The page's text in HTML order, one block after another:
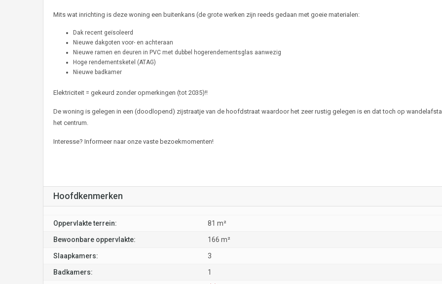
Mits wat inrichting is deze woning een buitenkans (de grote werken zijn reeds gedaan met goeie materialen:
Dak recent geïsoleerd
Nieuwe dakgoten voor- en achteraan
Nieuwe ramen en deuren in PVC met dubbel hogerendementsglas aanwezig
Hoge rendementsketel (ATAG)
Nieuwe badkamer
Elektriciteit = gekeurd zonder opmerkingen (tot 2035)!!
De woning is gelegen in een (doodlopend) zijstraatje van de hoofdstraat waardoor het zeer rustig gelegen is en dat toch op
het centrum.
Interesse? Informeer naar onze vaste bezoekmomenten!
Hoofdkenmerken
Oppervlakte terrein: 81 m²
Bewoonbare oppervlakte: 166 m²
Slaapkamers: 3
Badkamers: 1